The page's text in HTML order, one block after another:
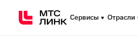
Сервисы Отрасли
Сервисы Отрасли